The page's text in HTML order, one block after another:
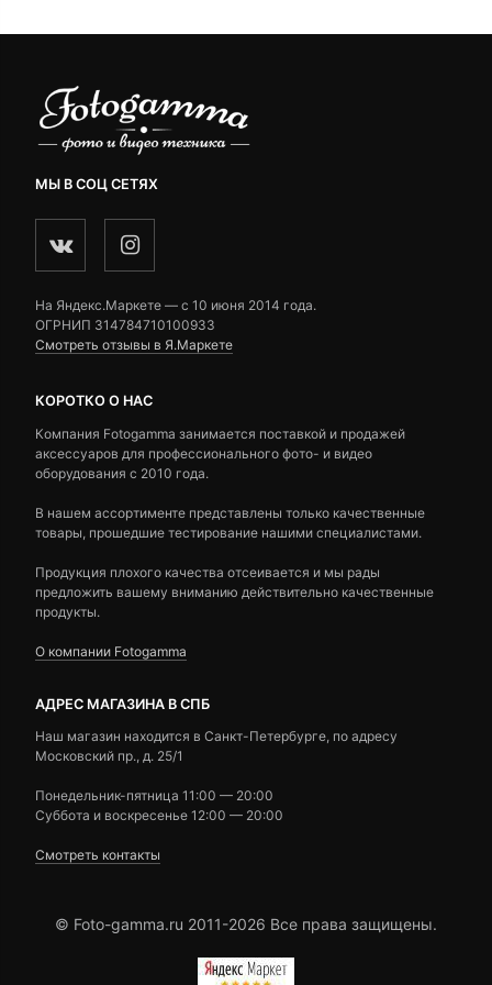
6,990 ₽
МЫ В СОЦ СЕТЯХ
На Яндекс.Маркете — c 10 июня 2014 года.
ОГРНИП 314784710100933
Смотреть отзывы в Я.Маркете
КОРОТКО О НАС
Компания Fotogamma занимается поставкой и продажей
аксессуаров для профессионального фото- и видео
оборудования с 2010 года.
В нашем ассортименте представлены только качественные
товары, прошедшие тестирование нашими специалистами.
Продукция плохого качества отсеивается и мы рады
предложить вашему вниманию действительно качественные
продукты.
О компании Fotogamma
АДРЕС МАГАЗИНА В СПБ
Наш магазин находится в Санкт-Петербурге, по адресу
Московский пр., д. 25/1
Понедельник-пятница 11:00 — 20:00
Суббота и воскресенье 12:00 — 20:00
Смотреть контакты
© Foto-gamma.ru 2011-2026 Все права защищены.